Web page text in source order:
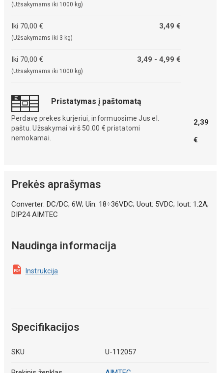
(Užsakymams iki 1000 kg)
Iki 70,00 €
(Užsakymams iki 3 kg)
3,49 €
Iki 70,00 €
(Užsakymams iki 1000 kg)
3,49 - 4,99 €
Pristatymas į paštomatą
Perdavę prekes kurjeriui, informuosime Jus el.
paštu. Užsakymai virš 50.00 € pristatomi
nemokamai.
2,39
€
Prekės aprašymas
Converter: DC/DC; 6W; Uin: 18÷36VDC; Uout: 5VDC; Iout: 1.2A;
DIP24 AIMTEC
Naudinga informacija
Instrukcija
Specifikacijos
SKU U-112057